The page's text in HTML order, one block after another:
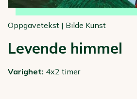
Oppgavetekst | Bilde Kunst
Levende himmel
Varighet: 4x2 timer